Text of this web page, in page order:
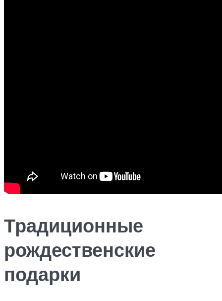
Традиционные
рождественские
подарки